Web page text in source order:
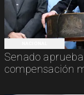
Senado
compensación